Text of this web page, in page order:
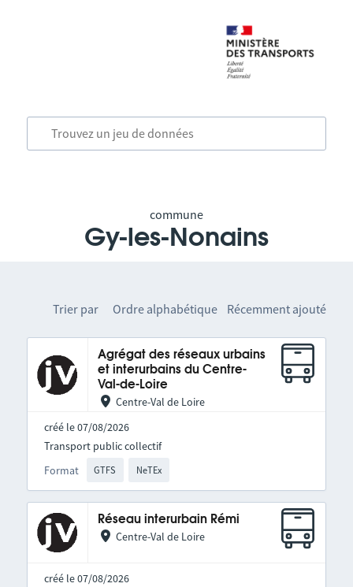
commune
Gy-les-Nonains
Trier par Ordre alphabétique Récemment ajouté
Agrégat des réseaux urbains
et interurbains du Centre-
Val-de-Loire
Centre-Val de Loire
créé le 07/08/2026
Format GTFS NeTEx
Transport public collectif
Réseau interurbain Rémi
Centre-Val de Loire
créé le 07/08/2026